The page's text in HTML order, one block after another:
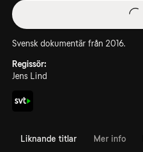
Svensk dokumentär från 2016.
Regissör:
Jens Lind
Liknande titlar Mer info